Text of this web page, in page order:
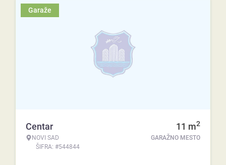
Garaže
Centar
NOVI SAD
ŠIFRA: #544844
11 m2
GARAŽNO MESTO